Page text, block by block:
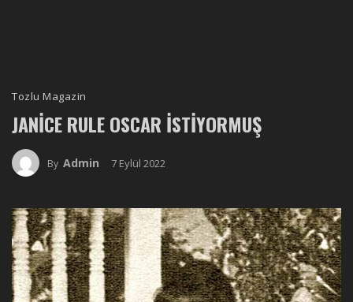
Tozlu Magazin
JANICE RULE OSCAR İSTIYORMUŞ
By Admin 7 Eylül 2022